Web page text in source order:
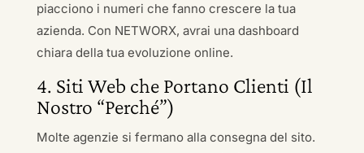
piacciono i numeri che fanno crescere la tua
azienda. Con NETWORX, avrai una dashboard
chiara della tua evoluzione online.
4. Siti Web che Portano Clienti (Il
Nostro “Perché”)
Molte agenzie si fermano alla consegna del sito.